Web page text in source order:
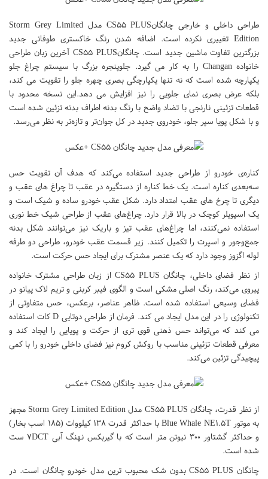
طراحی داخلی و خارجی چانگانCS۵۵ PLUS مدل Storm Grey Limited
Edition تغییری نکرده است. اضافه شدن رنگ خاکستری طوفانی جدید
بزرگترین تفاوت ماشین جدید است. چانگانCS۵۵ PLUS آخرین زبان طراحی
خانواده Changan را به کار می گیرد. جلوپنجره بزرگ با سیستم چراغ جلو
یکپارچه شده است که نه تنها یکپارچگی بصری چهره جلو را تقویت می کند،
بلکه عرض بصری نمای جلویی را نیز افزایش می دهد.این نسخه محدود با
قطعات تزئینی نارنجی با تضاد واضح با رنگ بدنه اطراف بدنه تزئین شده است
و با شکل پویا سپر جلو، خودروی جدید در کل جوان‌تر و تازه‌تر به نظر می‌رسد.
کناره‌ی خودرو از طراحی جدید استفاده می‌کند که هدف آن تقویت حس
سه‌بعدی کناره است. یک خط کناره از دستگیره در عقب تا چراغ های عقب و
دیگری تا چرخ های عقب امتداد دارد. شکل عقب خودرو ساده و شیک است و
یک اسپویلر کوچک در بالا قرار دارد. چراغ‌های عقب از طراحی شیک خط نوری
استفاده نمی‌کنند، اما چراغ‌های عقب تیز و باریک نیز می‌توانند شکل بدنه
جمع‌وجور و اسپرت را تکمیل کنند. زیر قسمت عقب خودرو، طراحی دو طرفه
لوله اگزوز وجود دارد که یک عنصر مشترک برای ایجاد حس حرکت است.
از نظر فضای داخلی، چانگان CS۵۵ PLUS از زبان طراحی مشترک خانواده
پیروی می‌کند، رنگ اصلی مشکی است و الگوی فیبر کربنی و تریم لاک پیانو در
فضای وسیعی استفاده شده است. ظاهر عناصر، برعکس، حس متفاوتی از
تکنولوژی را در این مدل ایجاد می کند. فرمان از طراحی دوتایی D کات استفاده
می کند که می‌تواند حس ذهنی قوی تری از حرکت و پویایی را ایجاد کند و
معرفی قطعات تزئینی مناسب با روکش کروم نیز فضای داخلی خودرو را با کمی
پیچیدگی تزئین می‌کند.
از نظر قدرت، چانگان CS۵۵ PLUS مدل Storm Grey Limited Edition مجهز
به موتور Blue Whale NE۱.۵T با حداکثر قدرت ۱۳۸ کیلووات (۱۸۵ اسب بخار)
و حداکثر گشتاور ۳۰۰ نیوتن متر است که با گیربکس نهنگ آبی ۷DCT ست
شده است.
چانگان CS۵۵ PLUS بدون شک محبوب ترین مدل خودرو چانگان است. در